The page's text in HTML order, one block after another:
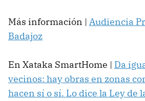
Más información | Audiencia
Badajoz
En Xataka SmartHome | Da
vecinos: hay obras en zonas
hacen sí o sí. Lo dice la Ley de